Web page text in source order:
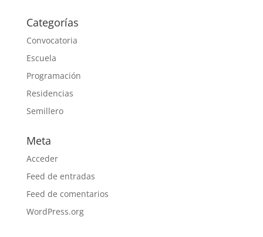
Categorías
Convocatoria
Escuela
Programación
Residencias
Semillero
Meta
Acceder
Feed de entradas
Feed de comentarios
WordPress.org